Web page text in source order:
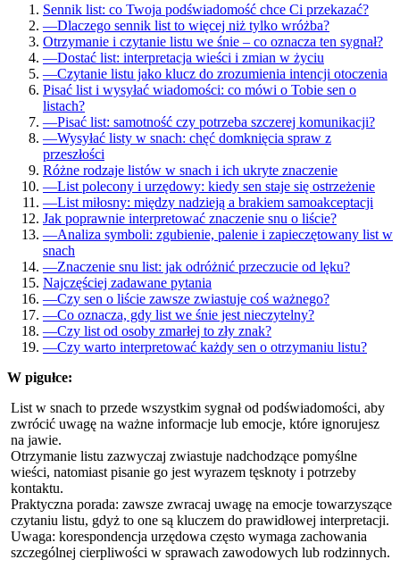
Sennik list: co Twoja podświadomość chce Ci przekazać?
—Dlaczego sennik list to więcej niż tylko wróżba?
Otrzymanie i czytanie listu we śnie – co oznacza ten sygnał?
—Dostać list: interpretacja wieści i zmian w życiu
—Czytanie listu jako klucz do zrozumienia intencji otoczenia
Pisać list i wysyłać wiadomości: co mówi o Tobie sen o
listach?
—Pisać list: samotność czy potrzeba szczerej komunikacji?
—Wysyłać listy w snach: chęć domknięcia spraw z
przeszłości
Różne rodzaje listów w snach i ich ukryte znaczenie
—List polecony i urzędowy: kiedy sen staje się ostrzeżenie
—List miłosny: między nadzieją a brakiem samoakceptacji
Jak poprawnie interpretować znaczenie snu o liście?
—Analiza symboli: zgubienie, palenie i zapieczętowany list w
snach
—Znaczenie snu list: jak odróżnić przeczucie od lęku?
Najczęściej zadawane pytania
—Czy sen o liście zawsze zwiastuje coś ważnego?
—Co oznacza, gdy list we śnie jest nieczytelny?
—Czy list od osoby zmarłej to zły znak?
—Czy warto interpretować każdy sen o otrzymaniu listu?
W pigułce:
List w snach to przede wszystkim sygnał od podświadomości, aby
zwrócić uwagę na ważne informacje lub emocje, które ignorujesz
na jawie.
Otrzymanie listu zazwyczaj zwiastuje nadchodzące pomyślne
wieści, natomiast pisanie go jest wyrazem tęsknoty i potrzeby
kontaktu.
Praktyczna porada: zawsze zwracaj uwagę na emocje towarzyszące
czytaniu listu, gdyż to one są kluczem do prawidłowej interpretacji.
Uwaga: korespondencja urzędowa często wymaga zachowania
szczególnej cierpliwości w sprawach zawodowych lub rodzinnych.